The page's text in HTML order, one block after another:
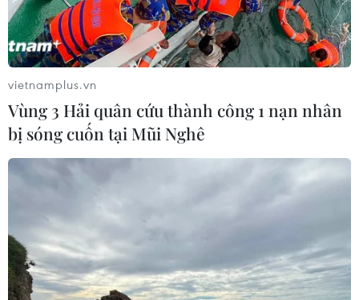
Tấn công khủng bố tại Nigeria, ít nhất 37
người thiệt mạng
09/03/2023 12:48
Các nguồn thạo tin cho biết tối 8/3, hàng chục đối
tượng được cho là thuộc nhóm Boko Haram đã xả súng
vào các ngư dân bên ngoài làng Guggo, cách thị trấn
vietnamplus.vn
Vùng 3 Hải quân cứu thành công 1 nạn nhân
bị sóng cuốn tại Mũi Nghê